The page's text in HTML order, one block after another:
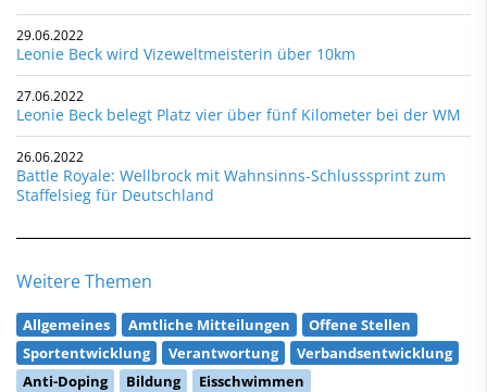
29.06.2022
Leonie Beck wird Vizeweltmeisterin über 10km
27.06.2022
Leonie Beck belegt Platz vier über fünf Kilometer bei der WM
26.06.2022
Battle Royale: Wellbrock mit Wahnsinns-Schlusssprint zum
Staffelsieg für Deutschland
Weitere Themen
Allgemeines Amtliche Mitteilungen
Offene Stellen
Sportentwicklung
Verantwortung
Verbandsentwicklung
Anti-Doping
Bildung
Eisschwimmen